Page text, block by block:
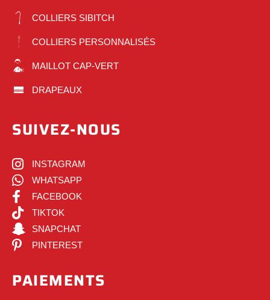
COLLIERS SIBITCH
COLLIERS PERSONNALISÉS
MAILLOT CAP-VERT
DRAPEAUX
SUIVEZ-NOUS
INSTAGRAM
WHATSAPP
FACEBOOK
TIKTOK
SNAPCHAT
PINTEREST
PAIEMENTS